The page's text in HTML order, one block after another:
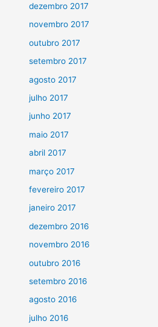
dezembro 2017
novembro 2017
outubro 2017
setembro 2017
agosto 2017
julho 2017
junho 2017
maio 2017
abril 2017
março 2017
fevereiro 2017
janeiro 2017
dezembro 2016
novembro 2016
outubro 2016
setembro 2016
agosto 2016
julho 2016